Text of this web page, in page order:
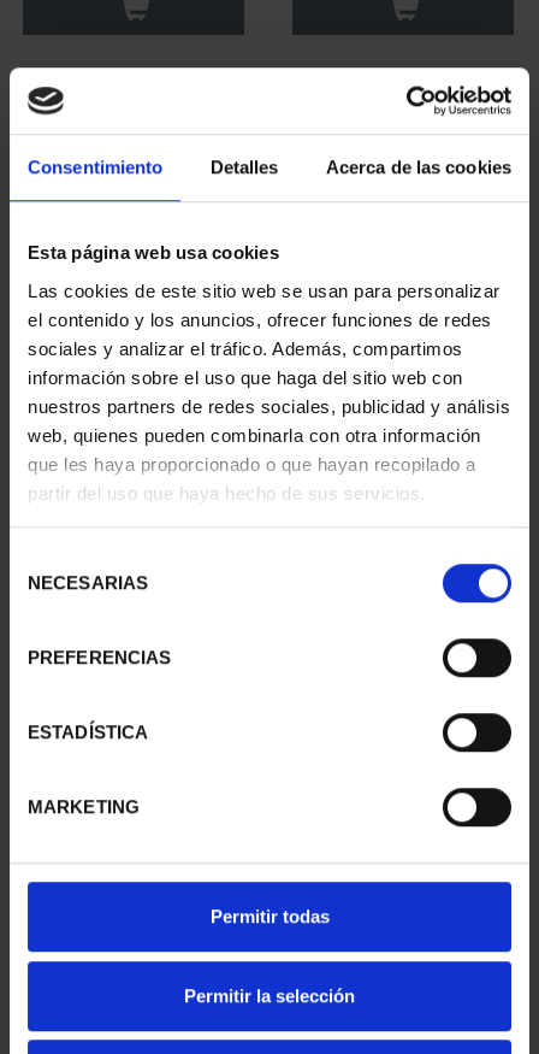
Consentimiento Detalles Acerca de las cookies
Esta página web usa cookies
Las cookies de este sitio web se usan para personalizar
el contenido y los anuncios, ofrecer funciones de redes
sociales y analizar el tráfico. Además, compartimos
información sobre el uso que haga del sitio web con
nuestros partners de redes sociales, publicidad y análisis
web, quienes pueden combinarla con otra información
que les haya proporcionado o que hayan recopilado a
partir del uso que haya hecho de sus servicios.
NECESARIAS
PREFERENCIAS
ESTADÍSTICA
MARKETING
Permitir todas
Permitir la selección
425 ANIV. DE VELÁQUEZ
(2024) COL. COMP.
5.349,00 €
425 ANIV. DE
VELÁZQUEZ (2024) COL.
PLATA
1.069,00 €
SOROLLA (2023)
3.093,00 €
ANIMALES PELIGRO EXT.
ÁLBUM + 4 MONEDAS